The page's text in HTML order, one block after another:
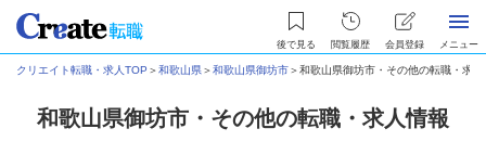
後で見る 閲覧履歴 会員登録 メニュー
クリエイト転職・求人TOP ＞和歌山県＞和歌山県御坊市＞和歌山県御坊市・その他の転職・求人
和歌山県御坊市・その他の転職・求人情報